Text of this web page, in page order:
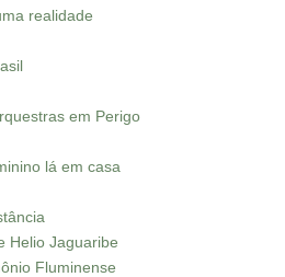
realidade
em Perigo
lá em casa
Helio Jaguaribe
Fluminense